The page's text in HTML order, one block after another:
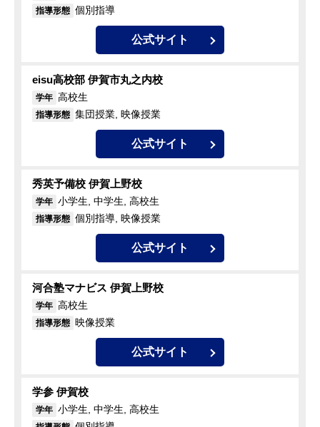
指導形態 個別指導
公式サイト
eisu高校部 伊賀市丸之内校
学年 高校生
指導形態 集団授業, 映像授業
公式サイト
秀英予備校 伊賀上野校
学年 小学生, 中学生, 高校生
指導形態 個別指導, 映像授業
公式サイト
河合塾マナビス 伊賀上野校
学年 高校生
指導形態 映像授業
公式サイト
学参 伊賀校
学年 小学生, 中学生, 高校生